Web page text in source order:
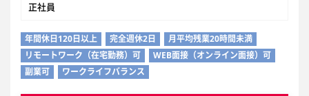
正社員
年間休日120日以上 完全週休2日
月平均残業20時間未満
リモートワーク（在宅勤務）可
WEB面接（オンライン面接）可
副業可
ワークライフバランス